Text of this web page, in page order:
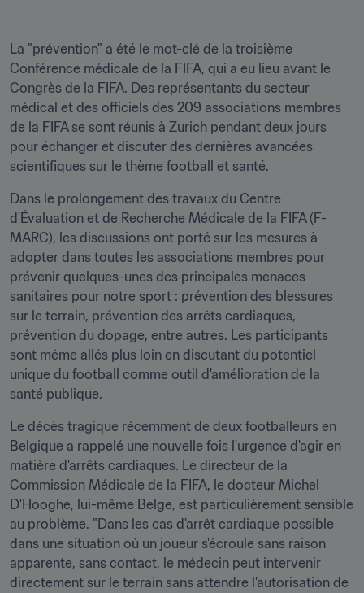
La "prévention" a été le mot-clé de la troisième
Conférence médicale de la FIFA, qui a eu lieu avant le
Congrès de la FIFA. Des représentants du secteur
médical et des officiels des 209 associations membres
de la FIFA se sont réunis à Zurich pendant deux jours
pour échanger et discuter des dernières avancées
scientifiques sur le thème football et santé.
Dans le prolongement des travaux du Centre
d'Évaluation et de Recherche Médicale de la FIFA (F-
MARC), les discussions ont porté sur les mesures à
adopter dans toutes les associations membres pour
prévenir quelques-unes des principales menaces
sanitaires pour notre sport : prévention des blessures
sur le terrain, prévention des arrêts cardiaques,
prévention du dopage, entre autres. Les participants
sont même allés plus loin en discutant du potentiel
unique du football comme outil d'amélioration de la
santé publique.
Le décès tragique récemment de deux footballeurs en
Belgique a rappelé une nouvelle fois l'urgence d'agir en
matière d'arrêts cardiaques. Le directeur de la
Commission Médicale de la FIFA, le docteur Michel
D'Hooghe, lui-même Belge, est particulièrement sensible
au problème. "Dans les cas d'arrêt cardiaque possible
dans une situation où un joueur s'écroule sans raison
apparente, sans contact, le médecin peut intervenir
directement sur le terrain sans attendre l'autorisation de